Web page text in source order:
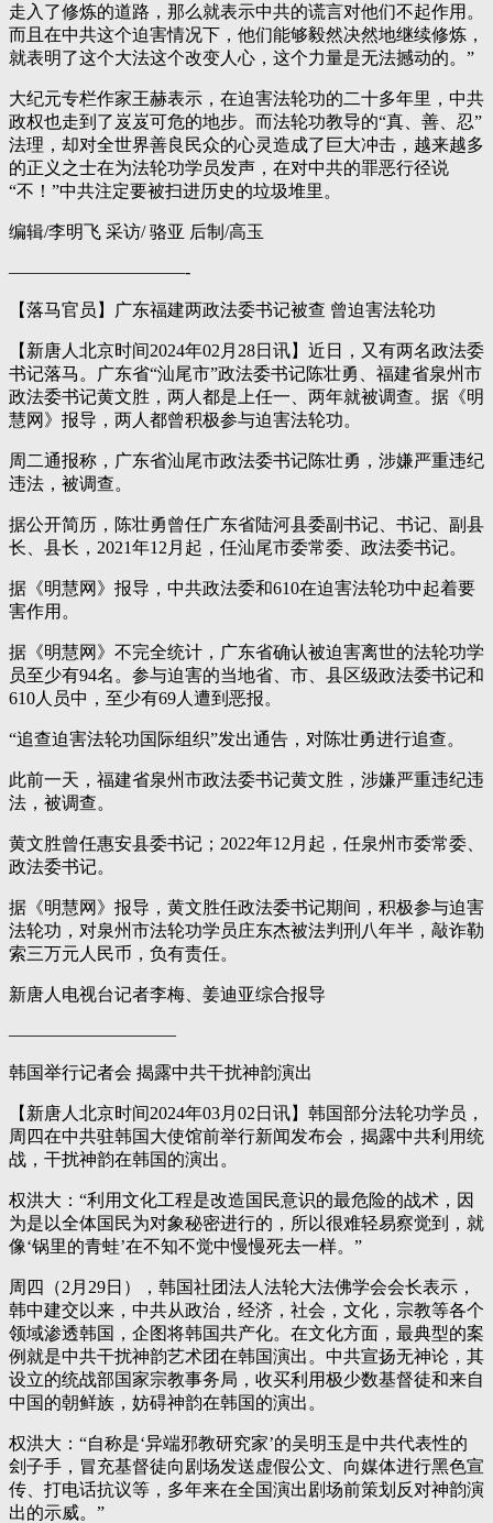
走入了修炼的道路，那么就表示中共的谎言对他们不起作用。
而且在中共这个迫害情况下，他们能够毅然决然地继续修炼，
就表明了这个大法这个改变人心，这个力量是无法撼动的。”
大纪元专栏作家王赫表示，在迫害法轮功的二十多年里，中共
政权也走到了岌岌可危的地步。而法轮功教导的“真、善、忍”
法理，却对全世界善良民众的心灵造成了巨大冲击，越来越多
的正义之士在为法轮功学员发声，在对中共的罪恶行径说
“不！”中共注定要被扫进历史的垃圾堆里。
编辑/李明飞 采访/ 骆亚 后制/高玉
——————————-
【落马官员】广东福建两政法委书记被查 曾迫害法轮功
【新唐人北京时间2024年02月28日讯】近日，又有两名政法委
书记落马。广东省“汕尾市”政法委书记陈壮勇、福建省泉州市
政法委书记黄文胜，两人都是上任一、两年就被调查。据《明
慧网》报导，两人都曾积极参与迫害法轮功。
周二通报称，广东省汕尾市政法委书记陈壮勇，涉嫌严重违纪
违法，被调查。
据公开简历，陈壮勇曾任广东省陆河县委副书记、书记、副县
长、县长，2021年12月起，任汕尾市委常委、政法委书记。
据《明慧网》报导，中共政法委和610在迫害法轮功中起着要
害作用。
据《明慧网》不完全统计，广东省确认被迫害离世的法轮功学
员至少有94名。参与迫害的当地省、市、县区级政法委书记和
610人员中，至少有69人遭到恶报。
“追查迫害法轮功国际组织”发出通告，对陈壮勇进行追查。
此前一天，福建省泉州市政法委书记黄文胜，涉嫌严重违纪违
法，被调查。
黄文胜曾任惠安县委书记；2022年12月起，任泉州市委常委、
政法委书记。
据《明慧网》报导，黄文胜任政法委书记期间，积极参与迫害
法轮功，对泉州市法轮功学员庄东杰被法判刑八年半，敲诈勒
索三万元人民币，负有责任。
新唐人电视台记者李梅、姜迪亚综合报导
—————————–
韩国举行记者会 揭露中共干扰神韵演出
【新唐人北京时间2024年03月02日讯】韩国部分法轮功学员，
周四在中共驻韩国大使馆前举行新闻发布会，揭露中共利用统
战，干扰神韵在韩国的演出。
权洪大：“利用文化工程是改造国民意识的最危险的战术，因
为是以全体国民为对象秘密进行的，所以很难轻易察觉到，就
像‘锅里的青蛙’在不知不觉中慢慢死去一样。”
周四（2月29日），韩国社团法人法轮大法佛学会会长表示，
韩中建交以来，中共从政治，经济，社会，文化，宗教等各个
领域渗透韩国，企图将韩国共产化。在文化方面，最典型的案
例就是中共干扰神韵艺术团在韩国演出。中共宣扬无神论，其
设立的统战部国家宗教事务局，收买利用极少数基督徒和来自
中国的朝鲜族，妨碍神韵在韩国的演出。
权洪大：“自称是‘异端邪教研究家’的吴明玉是中共代表性的
刽子手，冒充基督徒向剧场发送虚假公文、向媒体进行黑色宣
传、打电话抗议等，多年来在全国演出剧场前策划反对神韵演
出的示威。”